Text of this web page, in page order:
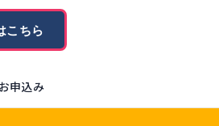
こちら
申込み